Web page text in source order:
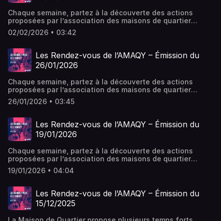
distinguer le vrai du faux à l'image. Le vendredi, les
familles sont invitées à découvrir le résultat et à en
discuter. Enfin, l'Amaqy donne la parole aux plus jeunes
avec le projet NVA. Deux enfants par centre formeront
idées, leur permettant ainsi de contribuer directement aux
futurs projets des maisons de quartier. Plus d’infos sur
l’AMAQY : Site web : amaqy.fr/ Facebook
: facebook.com/maisonsdequartieryonnaise
Chaque semaine, partez à la découverte des actions
proposées par l’association des maisons de quartier
(AMAQY) dans les différents secteurs (enfance, jeunesse,
famille, vie de quartier) et domaines (culture, transition
sur l'AMAQY : Site web : amaqy.fr/ Facebook
: facebook.com/maisonsdequartieryonnaise
02/02/2026 • 03:42
Les Rendez-vous de l’AMAQY – Émission du
26/01/2026
Chaque semaine, partez à la découverte des actions
proposées par l’association des maisons de quartier
(AMAQY) dans les différents secteurs (enfance, jeunesse,
famille, vie de quartier) et domaines (culture, transition
sur l'AMAQY : Site web : amaqy.fr/ Facebook
: facebook.com/maisonsdequartieryonnaise
26/01/2026 • 03:45
Les Rendez-vous de l’AMAQY – Émission du
19/01/2026
Chaque semaine, partez à la découverte des actions
proposées par l’association des maisons de quartier
(AMAQY) dans les différents secteurs (enfance, jeunesse,
famille, vie de quartier) et domaines (culture, transition
sur l'AMAQY : Site web : amaqy.fr/ Facebook
: facebook.com/maisonsdequartieryonnaise
19/01/2026 • 04:04
Les Rendez-vous de l’AMAQY – Émission du
15/12/2025